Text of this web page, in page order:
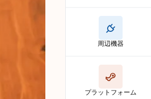
周辺機器
プラットフォーム